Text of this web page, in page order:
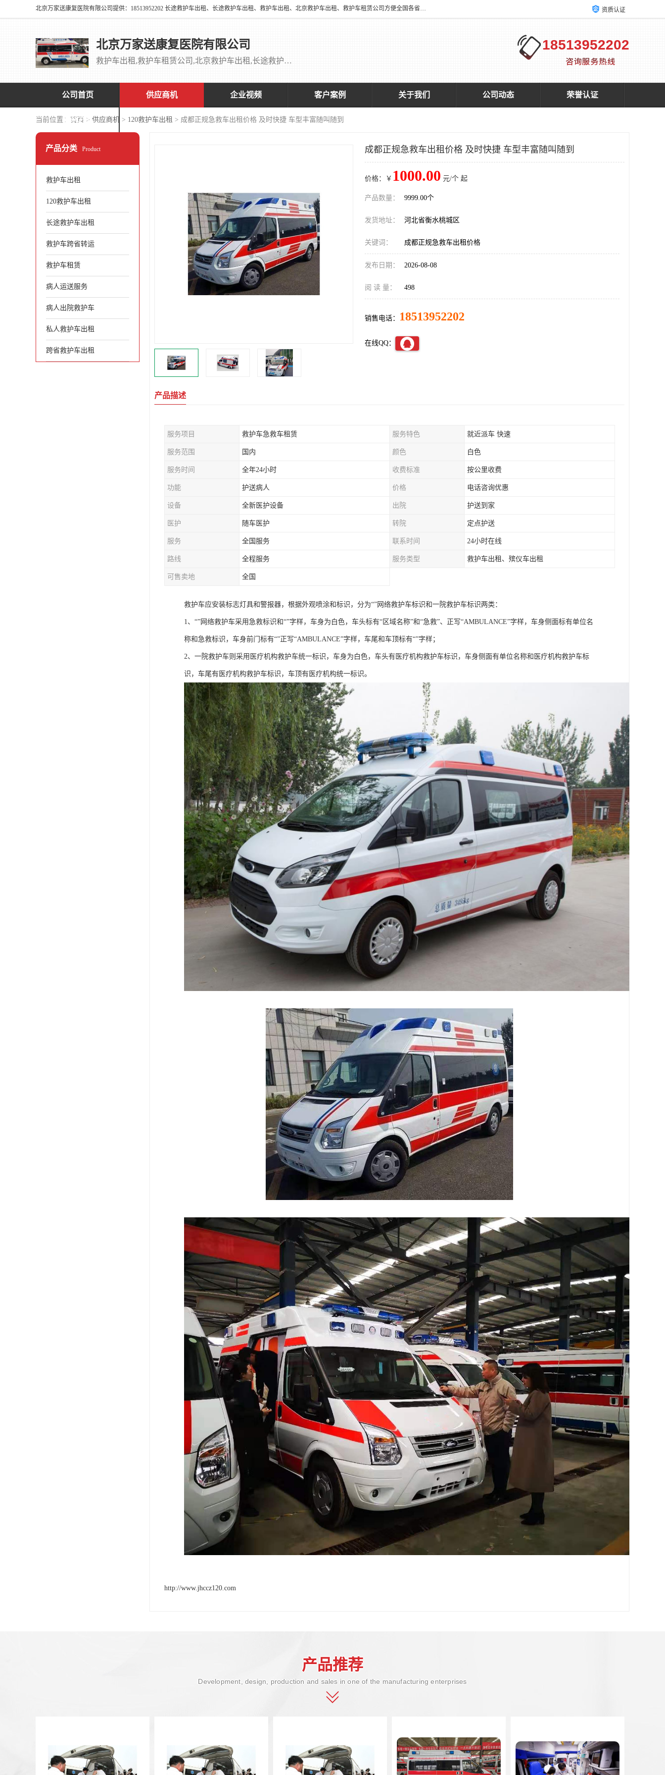
北京万家送康复医院有限公司提供：18513952202 长途救护车出租、长途救护车出租、救护车出租、北京救护车出租、救护车租赁公司方便全国各省市各类患者长途救护车转诊等需求，医帮扶医疗服务有限公司配备多辆福特成人长途监护型救护车，专用监护型儿童及新生儿救护车。 资质认证
北京万家送康复医院有限公司
救护车出租,救护车租赁公司,北京救护车出租,长途救护车出租,长途120救护车出租,120救护车出租长途救护车出租 刘主任：18513952202
18513952202
公司首页 供应商机 企业视频 客户案例 关于我们 公司动态 荣誉认证
联系方式
当前位置： 首页 > 供应商机 > 120救护车出租 > 成都正规急救车出租价格 及时快捷 车型丰富随叫随到
产品分类 Product
救护车出租
120救护车出租
长途救护车出租
救护车跨省转运
救护车租赁
病人运送服务
病人出院救护车
私人救护车出租
跨省救护车出租
成都正规急救车出租价格 及时快捷 车型丰富随叫随到
价格：￥ 1000.00 元/个 起
产品数量： 9999.00个
发货地址： 河北省衡水桃城区
关键词： 成都正规急救车出租价格
发布日期： 2026-08-08
阅 读 量： 498
销售电话： 18513952202
在线QQ：
产品描述
服务项目 救护车急救车租赁 服务特色 就近派车 快速
服务范围 国内 颜色 白色
服务时间 全年24小时 收费标准 按公里收费
功能 护送病人 价格 电话咨询优惠
设备 全新医护设备 出院 护送到家
医护 随车医护 转院 定点护送
服务 全国服务 联系时间 24小时在线
路线 全程服务 服务类型 救护车出租、殡仪车出租
可售卖地 全国
救护车应安装标志灯具和警报器，根据外观喷涂和标识，分为“”网络救护车标识和一院救护车标识两类：
1、“”网络救护车采用急救标识和“”字样，车身为白色，车头标有“区域名称”和“急救”、正写“AMBULANCE”字样，车身侧面标有单位名
称和急救标识，车身前门标有“”正写“AMBULANCE”字样，车尾和车顶标有“”字样；
2、一院救护车则采用医疗机构救护车统一标识，车身为白色，车头有医疗机构救护车标识，车身侧面有单位名称和医疗机构救护车标
识，车尾有医疗机构救护车标识，车顶有医疗机构统一标识。
http://www.jhccz120.com
产品推荐
Development, design, production and sales in one of the manufacturing enterprises